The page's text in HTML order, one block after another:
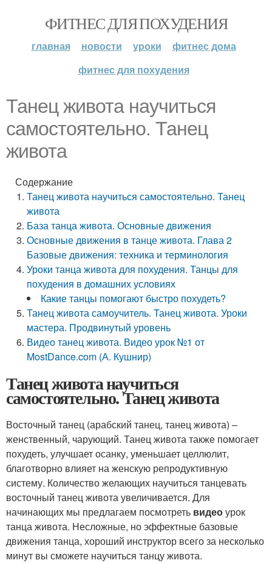
ФИТНЕС ДЛЯ ПОХУДЕНИЯ
главная новости уроки
фитнес дома
фитнес для похудения
Танец живота научиться
самостоятельно. Танец
живота
Содержание
Танец живота научиться самостоятельно. Танец
живота
База танца живота. Основные движения
Основные движения в танце живота. Глава 2
Базовые движения: техника и терминология
Уроки танца живота для похудения. Танцы для
похудения в домашних условиях
Какие танцы помогают быстро похудеть?
Танец живота самоучитель. Танец живота. Уроки
мастера. Продвинутый уровень
Видео танец живота. Видео урок №1 от
MostDance.com (А. Кушнир)
Танец живота научиться
самостоятельно. Танец живота
Восточный танец (арабский танец, танец живота) –
женственный, чарующий. Танец живота также помогает
похудеть, улучшает осанку, уменьшает целлюлит,
благотворно влияет на женскую репродуктивную
систему. Количество желающих научиться танцевать
восточный танец живота увеличивается. Для
начинающих мы предлагаем посмотреть видеоурок
танца живота. Несложные, но эффектные базовые
движения танца, хороший инструктор всего за несколько
минут вы сможете научиться танцу живота.